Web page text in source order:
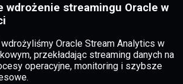
wdrożenie streamingu Oracle w
Oracle Stream Analytics w
przekładając streaming danych na
operacyjne, monitoring i szybsze